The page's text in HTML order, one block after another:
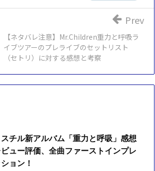
【ネタバレ注意】Mr.Children重力と呼吸ラ
イブツアーのプレライブのセットリスト
（セトリ）に対する感想と考察
Prev
スチル新アルバム「重力と呼吸」感想
ビュー評価、全曲ファーストインプレ
ョン！